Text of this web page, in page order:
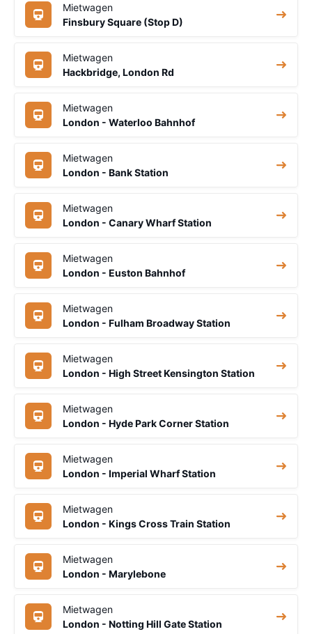
Mietwagen
Finsbury Square (Stop D)
Mietwagen
Hackbridge, London Rd
Mietwagen
London - Waterloo Bahnhof
Mietwagen
London - Bank Station
Mietwagen
London - Canary Wharf Station
Mietwagen
London - Euston Bahnhof
Mietwagen
London - Fulham Broadway Station
Mietwagen
London - High Street Kensington Station
Mietwagen
London - Hyde Park Corner Station
Mietwagen
London - Imperial Wharf Station
Mietwagen
London - Kings Cross Train Station
Mietwagen
London - Marylebone
Mietwagen
London - Notting Hill Gate Station